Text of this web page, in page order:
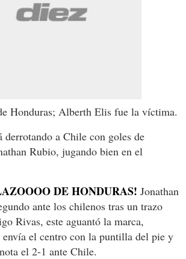
Honduras; Alberth Elis fue la víctima.
derrotando a Chile con goles de
Rubio, jugando bien en el
DE HONDURAS! Jonathan
ante los chilenos tras un trazo
Rivas, este aguantó la marca,
envía el centro con la puntilla del pie y
el 2-1 ante Chile.